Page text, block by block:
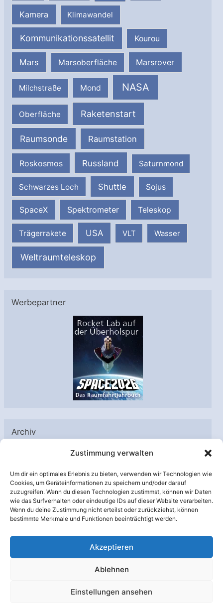
Zustimmung verwalten
Um dir ein optimales Erlebnis zu bieten, verwenden wir Technologien wie
Cookies, um Geräteinformationen zu speichern und/oder darauf
zuzugreifen. Wenn du diesen Technologien zustimmst, können wir Daten
wie das Surfverhalten oder eindeutige IDs auf dieser Website verarbeiten.
Wenn du deine Zustimmung nicht erteilst oder zurückziehst, können
bestimmte Merkmale und Funktionen beeinträchtigt werden.
Akzeptieren
Ablehnen
Einstellungen ansehen
Kamera Klimawandel
Kommunikationssatellit Kourou
Mars Marsoberfläche Marsrover
Milchstraße Mond NASA
Oberfläche Raketenstart
Raumsonde Raumstation
Roskosmos Russland Saturnmond
Schwarzes Loch Shuttle Sojus
SpaceX Spektrometer Teleskop
Trägerrakete USA VLT Wasser
Weltraumteleskop
Werbepartner
Archiv
c
h
i
v
Unterstützt von: